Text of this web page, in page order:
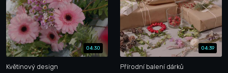
04:30
Květinový design
04:39
Přírodní balení dárků